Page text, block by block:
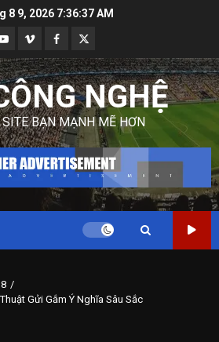
8 9, 2026 7:36:38 AM
VimeoFacebook
Twitter
NGHỆ
BẠN MẠNH MẼ HƠN
8
Gửi Gắm Ý Nghĩa Sâu Sắc